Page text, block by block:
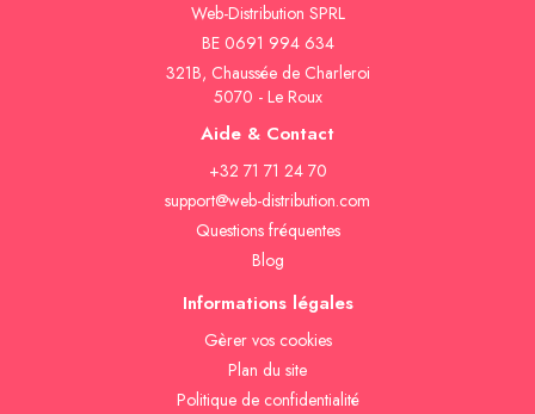
Web-Distribution SPRL
BE 0691 994 634
321B, Chaussée de Charleroi
5070 - Le Roux
Aide & Contact
+32 71 71 24 70
support@web-distribution.com
Questions fréquentes
Blog
Informations légales
Gèrer vos cookies
Plan du site
Politique de confidentialité